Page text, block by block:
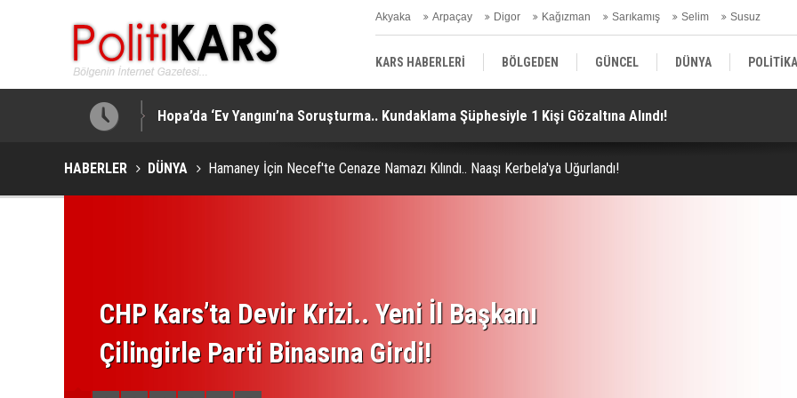
Akyaka Arpaçay Digor Kağızman Sarıkamış Selim Susuz
KARS HABERLERİ BÖLGEDEN GÜNCEL DÜNYA POLİTİKA
EKONOMİ | FİNANS | OTOMOTİV KÜLTÜR | SANAT | MAGAZİN
Hopa’da ‘Ev Yangını’na Soruşturma.. Kundaklama Şüphesiyle 1 Kişi Gözaltına Alındı!
HABERLER DÜNYA Hamaney İçin Necef'te Cenaze Namazı Kılındı.. Naaşı Kerbela'ya Uğurlandı!
CHP Kars’ta Devir Krizi.. Yeni İl Başkanı
Çilingirle Parti Binasına Girdi!